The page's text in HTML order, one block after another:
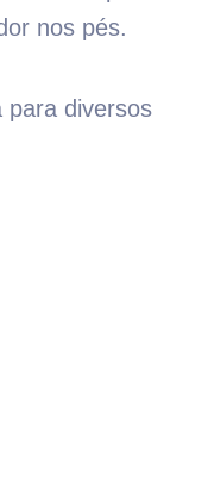
nos pés.
para diversos